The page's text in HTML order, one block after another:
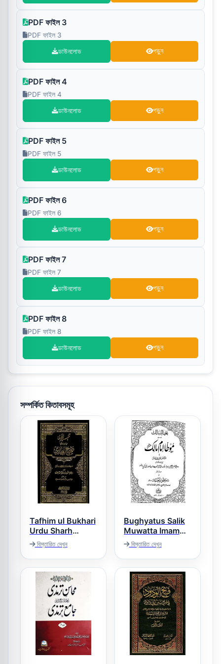
PDF ফাইল 3
PDF ফাইল 3
ডাউনলোড পড়ুন
PDF ফাইল 4
PDF ফাইল 4
ডাউনলোড পড়ুন
PDF ফাইল 5
PDF ফাইল 5
ডাউনলোড পড়ুন
PDF ফাইল 6
PDF ফাইল 6
ডাউনলোড পড়ুন
PDF ফাইল 7
PDF ফাইল 7
ডাউনলোড পড়ুন
PDF ফাইল 8
PDF ফাইল 8
ডাউনলোড পড়ুন
সম্পর্কিত কিতাবসমূহ
Tafhim ul Bukhari
Urdu Sharh
Sahihul Bukhari
تفھیم البخاری اردو
شرح صحیح البخاری
বিস্তারিত দেখুন
Bughyatus Salik
Muwatta Imam
Malik Urdu بغیۃ
السالک اردو ترجمہ
امام مالک
বিস্তারিত দেখুন